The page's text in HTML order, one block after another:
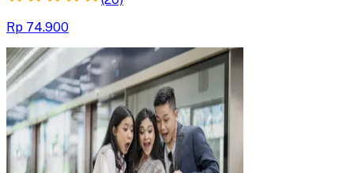
Rp 74.900